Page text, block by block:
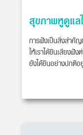
สุขภาพหูดูแ
การฟังเป็นสิ่งสำคั
ให้เราได้ยินเสียงฟั
ยังได้ยินอย่างปกติอ